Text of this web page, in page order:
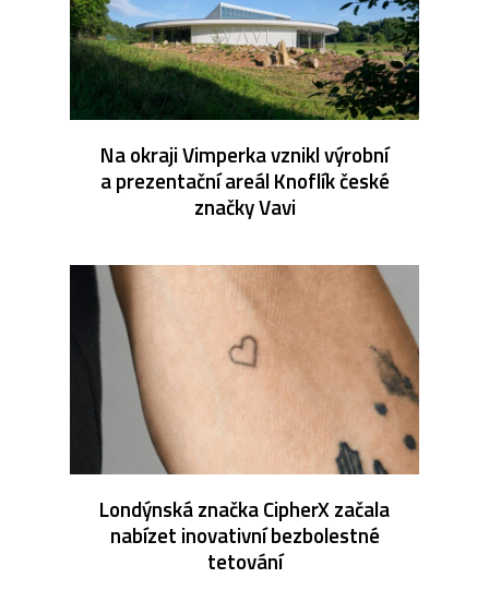
Na okraji Vimperka vznikl výrobní
a prezentační areál Knoflík české
značky Vavi
Londýnská značka CipherX začala
nabízet inovativní bezbolestné
tetování